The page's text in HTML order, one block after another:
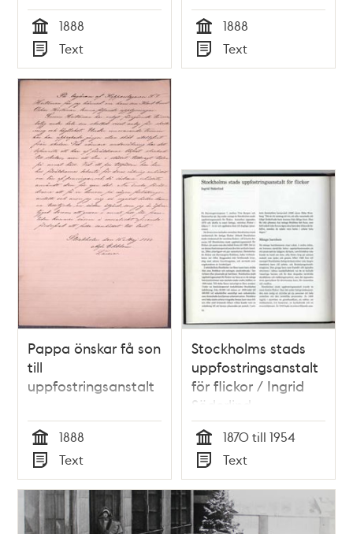
Tid
1888
Typ
Text Tid
1888
Typ
Text
Pappa önskar få son
till
uppfostringsanstalt
Tid
1888
Typ
Text
Stockholms stads
uppfostringsanstalt
för flickor / Ingrid
Söderlind
Tid
1870 till 1954
Typ
Text